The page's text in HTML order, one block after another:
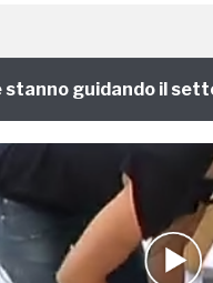
guidando il settore